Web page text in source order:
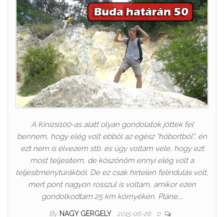
A Kinizsi100-as alatt olyan gondolatok jöttek fel
bennem, hogy elég volt ebből az egész “hóbortból”, én
ezt nem is élvezem stb. és úgy voltam vele, hogy ezt
most teljesítem, de köszönöm ennyi elég volt a
teljesítménytúrákból. De ez csak hirtelen felindulás volt,
mert pont nagyon rosszul is voltam, amikor ezen
gondolkodtam 25 km környékén. Pláne,…
By NAGY GERGELY 2015-06-26 0